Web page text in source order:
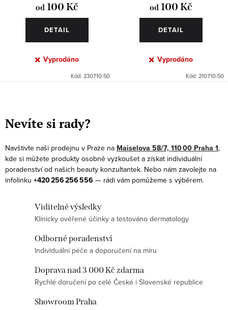
od 100 Kč
DETAIL
Vyprodáno
Kód: 230710-50
od 100 Kč
DETAIL
Vyprodáno
Kód: 210710-50
v
l
á
d
a
c
Nevíte si rady?
Navštivte naši prodejnu v Praze na Maiselova 58/7, 110 00 Praha 1,
kde si můžete produkty osobně vyzkoušet a získat individuální
poradenství od našich beauty konzultantek. Nebo nám zavolejte na
infolinku +420 256 256 556 — rádi vám pomůžeme s výběrem.
Viditelné výsledky
Klinicky ověřené účinky a testováno dermatology
Odborné poradenství
Individuální péče a doporučení na míru
Doprava nad 3 000 Kč zdarma
Rychlé doručení po celé České i Slovenské republice
Showroom Praha